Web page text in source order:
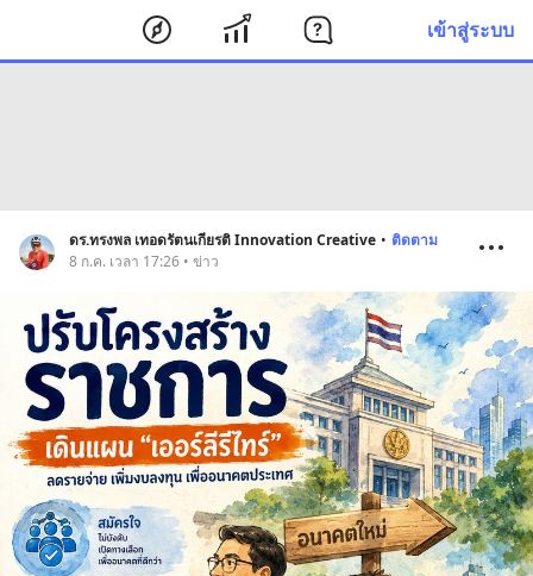
เข้าสู่ระบบ
ดร.ทรงพล เทอดรัตนเกียรติ Innovation Creative • ติดตาม
8 ก.ค. เวลา 17:26 • ข่าว